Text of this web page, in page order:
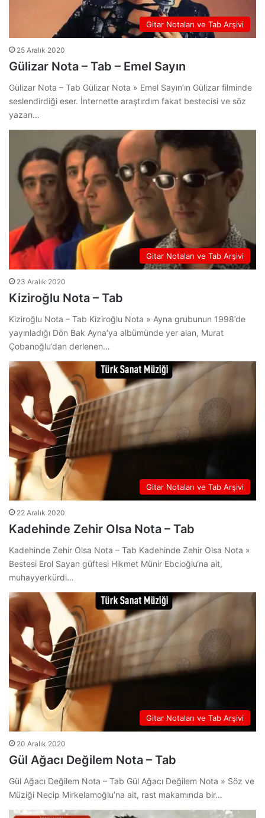
Gitar Notaları ve Tab Arşivi
25 Aralık 2020
Gülizar Nota – Tab – Emel Sayın
Gülizar Nota – Tab Gülizar Nota » Emel Sayın’ın Gülizar filminde
seslendirdiği eser. İnternette araştırdım fakat bestecisi ve söz
yazarı…
Gitar Notaları ve Tab Arşivi
23 Aralık 2020
Kiziroğlu Nota – Tab
Kiziroğlu Nota – Tab Kiziroğlu Nota » Ayna grubunun 1998’de
yayınladığı Dön Bak Ayna’ya albümünde yer alan, Murat
Çobanoğlu‘dan derlenen…
Gitar Notaları ve Tab Arşivi
22 Aralık 2020
Kadehinde Zehir Olsa Nota – Tab
Kadehinde Zehir Olsa Nota – Tab Kadehinde Zehir Olsa Nota »
Bestesi Erol Sayan güftesi Hikmet Münir Ebcioğlu‘na ait,
muhayyerkürdi…
Gitar Notaları ve Tab Arşivi
20 Aralık 2020
Gül Ağacı Değilem Nota – Tab
Gül Ağacı Değilem Nota – Tab Gül Ağacı Değilem Nota » Söz ve
Müziği Necip Mirkelamoğlu’na ait, rast makamında bir…